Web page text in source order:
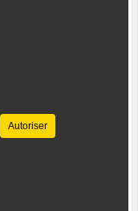
Autoriser